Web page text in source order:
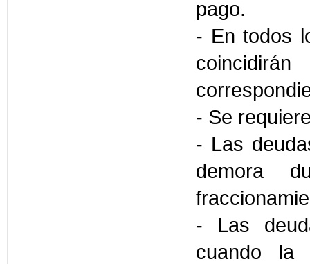
pago.
- En todos
- Se
- Las
demora
- Las
cuando la